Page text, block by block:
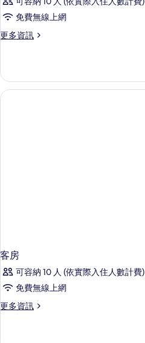
免費無線上網
更多資訊
更
的
詳
情
客房
可容納 10 人 (依實際入住人數計費)
免費無線上網
更多資訊
更